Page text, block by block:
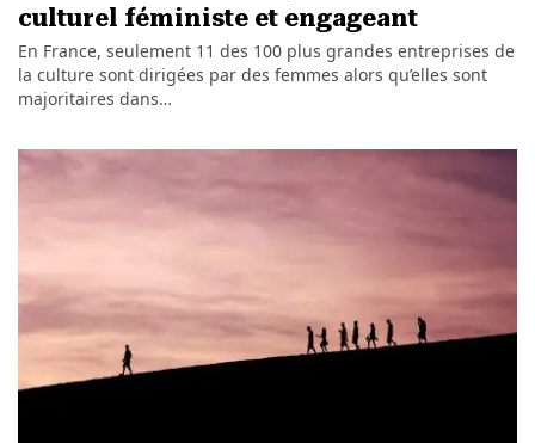
culturel féministe et engageant
En France, seulement 11 des 100 plus grandes entreprises de
la culture sont dirigées par des femmes alors qu’elles sont
majoritaires dans…